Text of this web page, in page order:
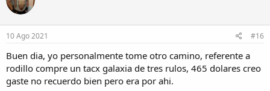
10 Ago 2021 #16
Buen dia, yo personalmente tome otro camino, referente a
rodillo compre un tacx galaxia de tres rulos, 465 dolares creo
gaste no recuerdo bien pero era por ahi.